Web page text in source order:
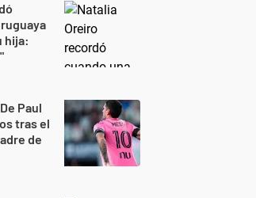
hija:
Paul
tras el
de